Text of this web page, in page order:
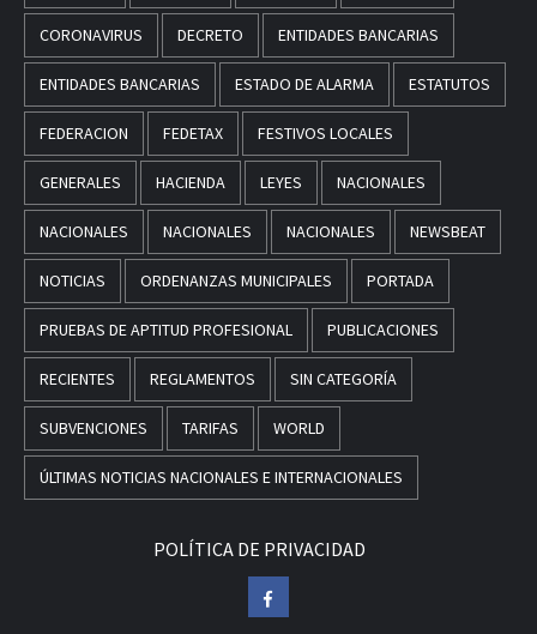
CORONAVIRUS DECRETO ENTIDADES BANCARIAS
ENTIDADES BANCARIAS ESTADO DE ALARMA ESTATUTOS
FEDERACION FEDETAX FESTIVOS LOCALES
GENERALES HACIENDA LEYES NACIONALES
NACIONALES NACIONALES NACIONALES NEWSBEAT
NOTICIAS ORDENANZAS MUNICIPALES PORTADA
PRUEBAS DE APTITUD PROFESIONAL PUBLICACIONES
RECIENTES REGLAMENTOS SIN CATEGORÍA
SUBVENCIONES TARIFAS WORLD
ÚLTIMAS NOTICIAS NACIONALES E INTERNACIONALES
POLÍTICA DE PRIVACIDAD
Facebook